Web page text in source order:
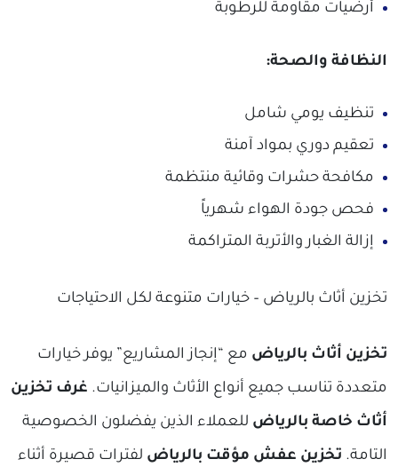
أرضيات مقاومة للرطوبة
النظافة والصحة:
تنظيف يومي شامل
تعقيم دوري بمواد آمنة
مكافحة حشرات وقائية منتظمة
فحص جودة الهواء شهرياً
إزالة الغبار والأتربة المتراكمة
تخزين أثاث بالرياض – خيارات متنوعة لكل الاحتياجات
تخزين أثاث بالرياض مع “إنجاز المشاريع” يوفر خيارات
متعددة تناسب جميع أنواع الأثاث والميزانيات. غرف تخزين
أثاث خاصة بالرياض للعملاء الذين يفضلون الخصوصية
التامة. تخزين عفش مؤقت بالرياض لفترات قصيرة أثناء